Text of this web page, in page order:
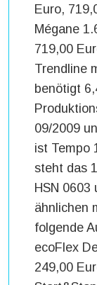
Euro,
Mégane
719,00
Trendline
benötigt
09/2009
ist Tempo
steht das
HSN 0603
ähnlichen
folgende
ecoFlex
249,00